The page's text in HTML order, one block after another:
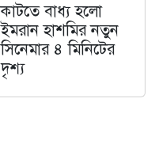
কাটতে বাধ্য হলো
ইমরান হাশমির নতুন
সিনেমার ৪ মিনিটের
দৃশ্য